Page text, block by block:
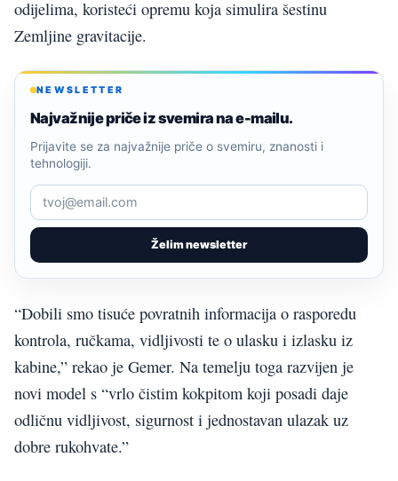
odijelima, koristeći opremu koja simulira šestinu
Zemljine gravitacije.
NEWSLETTER
Najvažnije priče iz svemira na e-mailu.
Želim newsletter
Prijavite se za najvažnije priče o svemiru, znanosti i
tehnologiji.
“Dobili smo tisuće povratnih informacija o rasporedu
kontrola, ručkama, vidljivosti te o ulasku i izlasku iz
kabine,” rekao je Gemer. Na temelju toga razvijen je
novi model s “vrlo čistim kokpitom koji posadi daje
odličnu vidljivost, sigurnost i jednostavan ulazak uz
dobre rukohvate.”